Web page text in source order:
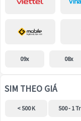
09x 08x
SIM THEO GIÁ
< 500 K 500 - 1 Tr